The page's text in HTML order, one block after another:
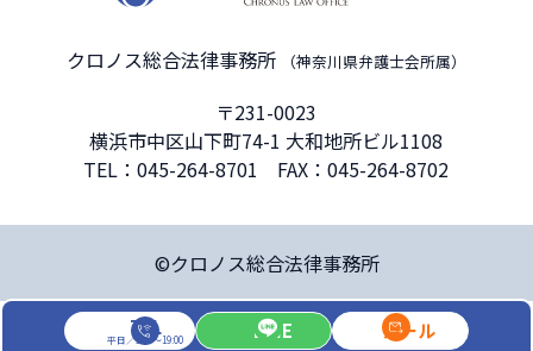
TEL
平日／9:00～19:00 LINE メール
クロノス総合法律事務所 （神奈川県弁護士会所属）
〒231-0023
横浜市中区山下町74-1 大和地所ビル1108
TEL：045-264-8701 FAX：045-264-8702
©クロノス総合法律事務所